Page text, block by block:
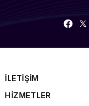
İLETİŞİM
HİZMETLER